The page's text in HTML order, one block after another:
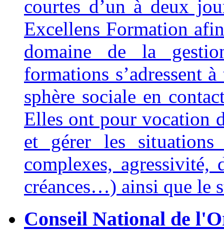
courtes d’un à deux
Excellens Formation
domaine de la
formations s’adressent
sphère sociale en
Elles ont pour vocation
et gérer les
complexes, agressivité,
créances…) ainsi que le
Conseil National de